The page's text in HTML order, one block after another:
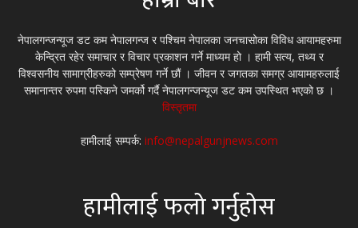
नेपालगन्जन्यूज डट कम नेपालगन्ज र पश्चिम नेपालका जनचासोका विविध आयामहरुमा
केन्द्रित रहेर समाचार र विचार प्रकाशन गर्ने माध्यम हो । हामी सत्य, तथ्य र
विश्वसनीय सामाग्रीहरुको सम्प्रेषण गर्ने छौं । जीवन र जगतका समग्र आयामहरुलाई
समानान्तर रुपमा पस्किने जमर्को गर्दै नेपालगन्जन्यूज डट कम उपस्थित भएको छ ।
विस्तृतमा
हामीलाई सम्पर्क: info@nepalgunjnews.com
हामीलाई फलो गर्नुहोस